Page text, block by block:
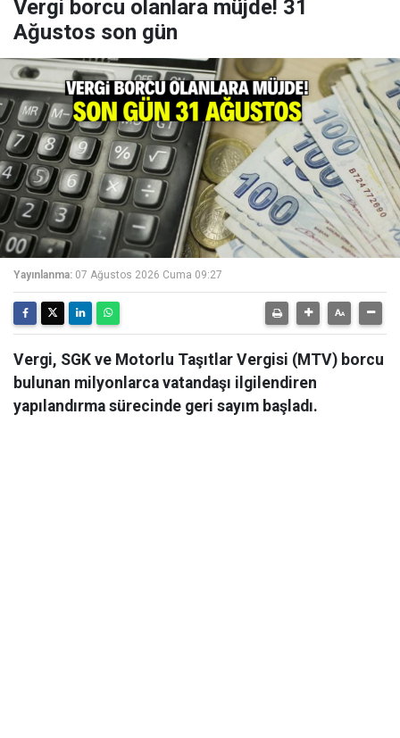
Vergi borcu olanlara müjde! 31
Ağustos son gün
Yayınlanma: 07 Ağustos 2026 Cuma 09:27
Vergi, SGK ve Motorlu Taşıtlar Vergisi (MTV) borcu
bulunan milyonlarca vatandaşı ilgilendiren
yapılandırma sürecinde geri sayım başladı.